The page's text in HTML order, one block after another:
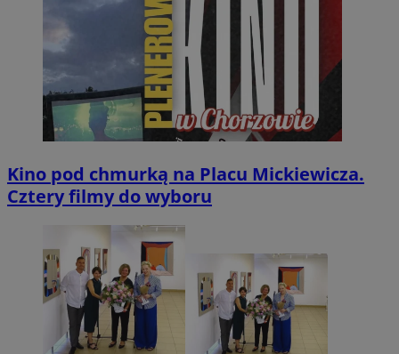
Kino pod chmurką na Placu Mickiewicza.
Cztery filmy do wyboru